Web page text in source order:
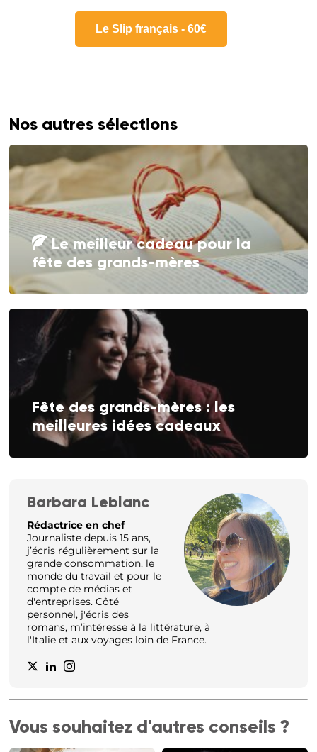
Le Slip français - 60€
Nos autres sélections
Le meilleur cadeau pour la
fête des grands-mères
Fête des grands-mères : les
meilleures idées cadeaux
Barbara Leblanc
Rédactrice en chef
Journaliste depuis 15 ans,
j’écris régulièrement sur la
grande consommation, le
monde du travail et pour le
compte de médias et
d'entreprises. Côté
personnel, j'écris des
romans, m’intéresse à la littérature, à
l'Italie et aux voyages loin de France.
Vous souhaitez d'autres conseils ?